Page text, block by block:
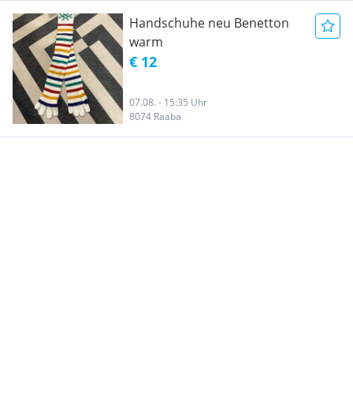
Handschuhe neu Benetton
warm
€ 12
07.08. - 15:35 Uhr
8074 Raaba